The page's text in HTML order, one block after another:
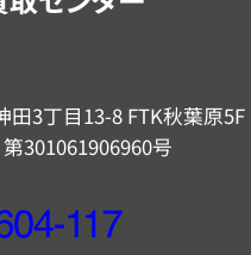
田3丁目13-8 FTK秋葉原5F
301061906960号